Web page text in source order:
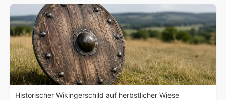
Historischer Wikingerschild auf herbstlicher Wiese